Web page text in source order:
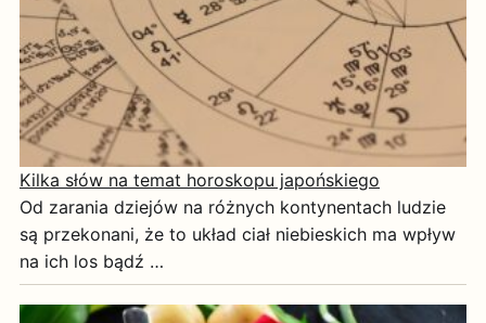
Kilka słów na temat horoskopu japońskiego
Od zarania dziejów na różnych kontynentach ludzie
są przekonani, że to układ ciał niebieskich ma wpływ
na ich los bądź …